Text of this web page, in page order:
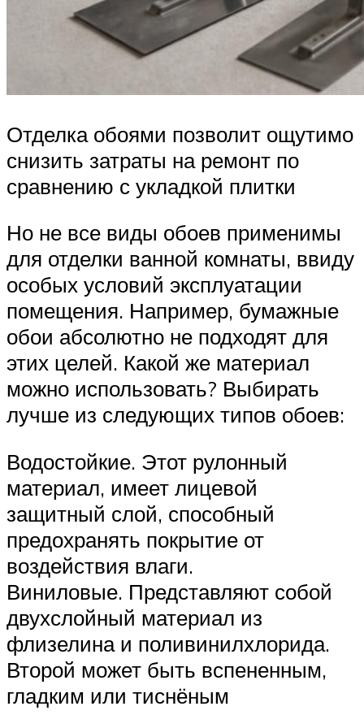
Отделка обоями позволит ощутимо
снизить затраты на ремонт по
сравнению с укладкой плитки
Но не все виды обоев применимы
для отделки ванной комнаты, ввиду
особых условий эксплуатации
помещения. Например, бумажные
обои абсолютно не подходят для
этих целей. Какой же материал
можно использовать? Выбирать
лучше из следующих типов обоев:
Водостойкие. Этот рулонный
материал, имеет лицевой
защитный слой, способный
предохранять покрытие от
воздействия влаги.
Виниловые. Представляют собой
двухслойный материал из
флизелина и поливинилхлорида.
Второй может быть вспененным,
гладким или тиснёным